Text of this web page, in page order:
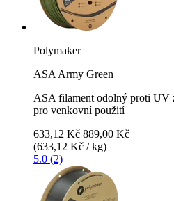
Polymaker
ASA Army Green
ASA filament odolný proti UV
pro venkovní použití
633,12 Kč 889,00 Kč
(633,12 Kč / kg)
5.0 (2)